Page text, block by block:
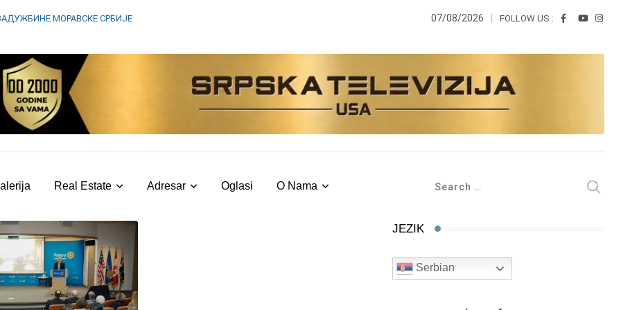
МОРАВСКЕ СРБИЈЕ 07/08/2026 FOLLOW US :
Real Estate Adresar Oglasi O Nama
JEZIK
Serbian